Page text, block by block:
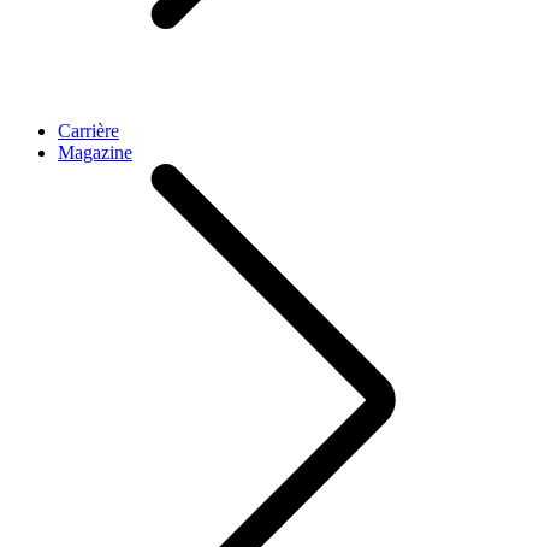
Carrière
Magazine